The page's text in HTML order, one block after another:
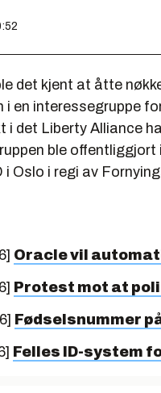
det kjent at åtte
en interessegruppe
i det Liberty Alliance
ble
i Oslo i regi av
Oracle vil
Protest mot at
Fødselsnummer
Felles ID-system